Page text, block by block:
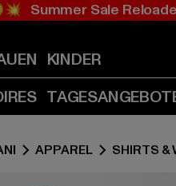
Summer Sale
KINDER
APPAREL SHIRTS &